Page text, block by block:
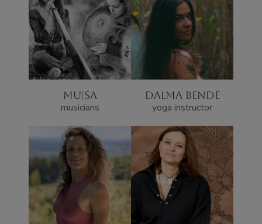
MU|SA
musicians
DALMA BENDE
yoga instructor